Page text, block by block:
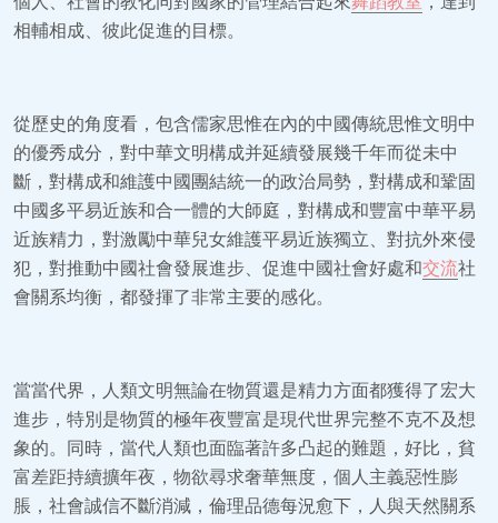
相輔相成、彼此促進的目標。
從歷史的角度看，包含儒家思惟在內的中國傳統思惟文明中
的優秀成分，對中華文明構成并延續發展幾千年而從未中
斷，對構成和維護中國團結統一的政治局勢，對構成和鞏固
中國多平易近族和合一體的大師庭，對構成和豐富中華平易
近族精力，對激勵中華兒女維護平易近族獨立、對抗外來侵
犯，對推動中國社會發展進步、促進中國社會好處和交流社
會關系均衡，都發揮了非常主要的感化。
當當代界，人類文明無論在物質還是精力方面都獲得了宏大
進步，特別是物質的極年夜豐富是現代世界完整不克不及想
象的。同時，當代人類也面臨著許多凸起的難題，好比，貧
富差距持續擴年夜，物欲尋求奢華無度，個人主義惡性膨
脹，社會誠信不斷消減，倫理品德每況愈下，人與天然關系